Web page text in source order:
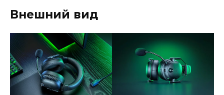
Внешний вид